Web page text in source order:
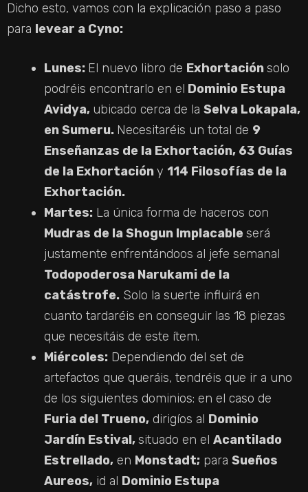
Dicho esto, vamos con la explicación paso a paso
para levear a Cyno:
Lunes: El nuevo libro de Exhortaciónsolo
podréis encontrarlo en el Dominio Estupa
Avidya, ubicado cerca de la Selva Lokapala,
en Sumeru. Necesitaréis un total de 9
Enseñanzas de la Exhortación, 63 Guías
de la Exhortacióny 114 Filosofías de la
Exhortación.
Martes: La única forma de haceros con
Mudras de la Shogun Implacable será
justamente enfrentándoos al jefe semanal
Todopoderosa Narukami de la
catástrofe. Solo la suerte influirá en
cuanto tardaréis en conseguir las 18 piezas
que necesitáis de este ítem.
Miércoles: Dependiendo del set de
artefactos que queráis, tendréis que ir a uno
de los siguientes dominios: en el caso de
Furia del Trueno, dirigíos al Dominio
Jardín Estival,situado en el Acantilado
Estrellado, en Monstadt; para Sueños
Aureos, id al Dominio Estupa